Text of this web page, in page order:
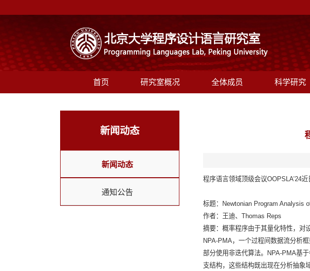
首页 研究室概况 全体成员 科学研究
新闻动态
新闻动态
通知公告
程序语言领域顶级会议OOPSLA’24
标题：Newtonian Program Analysis
作者：王迪、Thomas Reps
摘要： 概率程序由于其量化特性，对
NPA-PMA，一个过程间数据流分析
部分使用非迭代算法。NPA-PMA基
支结构，这些结构既出现在分析抽象